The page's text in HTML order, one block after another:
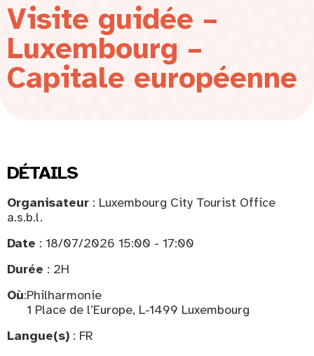
Visite guidée –
Luxembourg –
Capitale européenne
DÉTAILS
Organisateur : Luxembourg City Tourist Office
a.s.b.l.
Date : 18/07/2026 15:00 - 17:00
Durée : 2H
Où:Philharmonie
1 Place de l’Europe, L-1499 Luxembourg
Langue(s) : FR